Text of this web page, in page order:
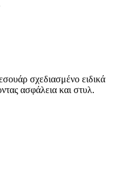
σχεδιασμένο ειδικά
ασφάλεια και στυλ.